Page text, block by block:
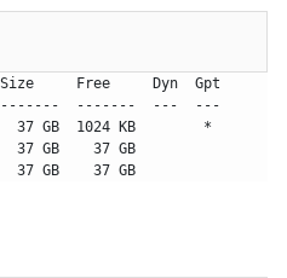
Size     Free     Dyn  Gpt
-------  -------  ---  ---
37 GB  1024 KB        *
37 GB    37 GB
37 GB    37 GB